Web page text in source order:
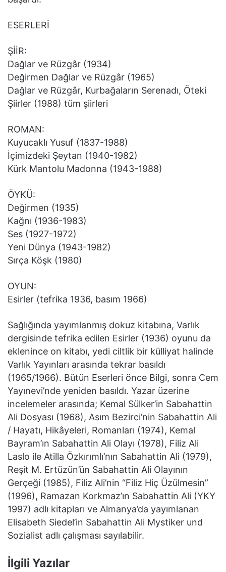
ESERLERİ
ŞİİR:
Dağlar ve Rüzgâr (1934)
Değirmen Dağlar ve Rüzgâr (1965)
Dağlar ve Rüzgâr, Kurbağaların Serenadı, Öteki
Şiirler (1988) tüm şiirleri
ROMAN:
Kuyucaklı Yusuf (1837-1988)
İçimizdeki Şeytan (1940-1982)
Kürk Mantolu Madonna (1943-1988)
ÖYKÜ:
Değirmen (1935)
Kağnı (1936-1983)
Ses (1927-1972)
Yeni Dünya (1943-1982)
Sırça Köşk (1980)
OYUN:
Esirler (tefrika 1936, basım 1966)
Sağlığında yayımlanmış dokuz kitabına, Varlık
dergisinde tefrika edilen Esirler (1936) oyunu da
eklenince on kitabı, yedi ciltlik bir külliyat halinde
Varlık Yayınları arasında tekrar basıldı
(1965/1966). Bütün Eserleri önce Bilgi, sonra Cem
Yayınevi’nde yeniden basıldı. Yazar üzerine
incelemeler arasında; Kemal Sülker’in Sabahattin
Ali Dosyası (1968), Asım Bezirci’nin Sabahattin Ali
/ Hayatı, Hikâyeleri, Romanları (1974), Kemal
Bayram’ın Sabahattin Ali Olayı (1978), Filiz Ali
Laslo ile Atilla Özkırımlı’nın Sabahattin Ali (1979),
Reşit M. Ertüzün’ün Sabahattin Ali Olayının
Gerçeği (1985), Filiz Ali’nin “Filiz Hiç Üzülmesin”
(1996), Ramazan Korkmaz’ın Sabahattin Ali (YKY
1997) adlı kitapları ve Almanya’da yayımlanan
Elisabeth Siedel’in Sabahattin Ali Mystiker und
Sozialist adlı çalışması sayılabilir.
İlgili Yazılar